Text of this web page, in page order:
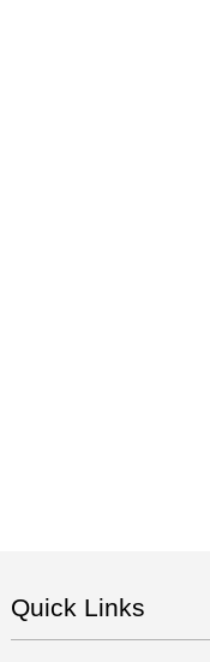
Quick Links